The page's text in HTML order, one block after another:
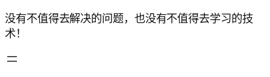
没有不值得去解决的问题，也没有不值得去学习的技
术！